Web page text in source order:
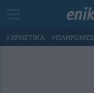
#ΧΡΗΣΤΙΚΑ #ΠΛΗΡΩΜΕΣ